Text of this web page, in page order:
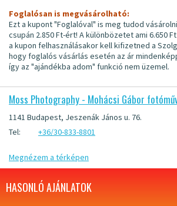
Foglalósan is megvásárolható:
Ezt a kupont "Foglalóval" is meg tudod
csupán 2.850 Ft-ért! A különbözetet ami 6.650
a kupon felhasználásakor kell kifizetned a
hogy foglalós vásárlás esetén az ár
így az "ajándékba adom" funkció nem üzemel.
Moss Photography - Mohácsi Gábor
1141 Budapest, Jeszenák János u. 76.
Tel:
+36/30-833-8801
Megnézem a térképen
HASONLÓ AJÁNLATOK